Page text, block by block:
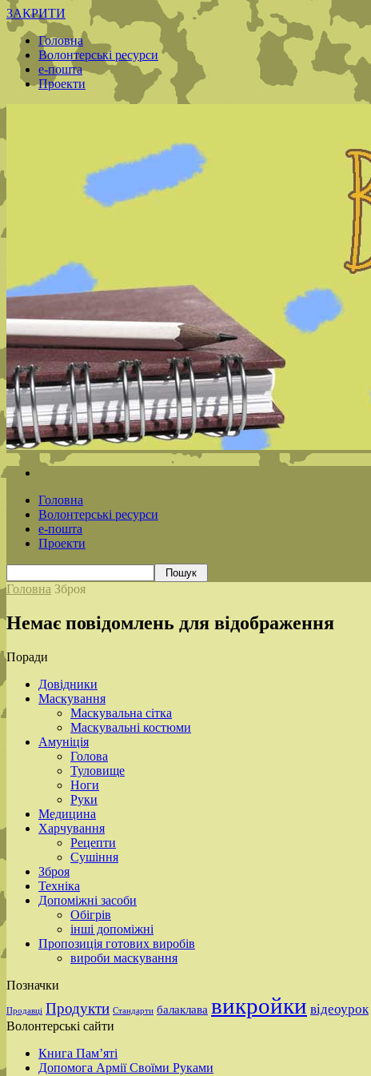
ЗАКРИТИ
Головна
Волонтерські ресурси
е-пошта
Проекти
Головна
Волонтерські ресурси
е-пошта
Проекти
Головна Зброя
Немає повідомлень для відображення
Поради
Довідники
Маскування
Маскувальна сітка
Маскувальні костюми
Амуніція
Голова
Туловище
Ноги
Руки
Медицина
Харчування
Рецепти
Сушіння
Зброя
Техніка
Допоміжні засоби
Обігрів
інші допоміжні
Пропозиція готових виробів
вироби маскування
Позначки
Продавці Продукти Стандарти балаклава викройки відеоурок
Волонтерські сайти
Книга Пам’яті
Допомога Армії Своїми Руками